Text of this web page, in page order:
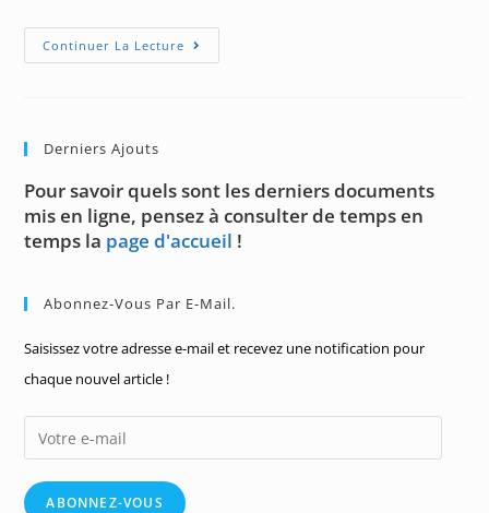
Continuer La Lecture Manipulation
De
Derniers Ajouts
Pour savoir quels sont les derniers documents
mis en ligne, pensez à consulter de temps en
temps la page d'accueil !
Abonnez-Vous Par E-Mail.
Saisissez votre adresse e-mail et recevez une notification pour
chaque nouvel article !
Votre
e-
mailABONNEZ-VOUS